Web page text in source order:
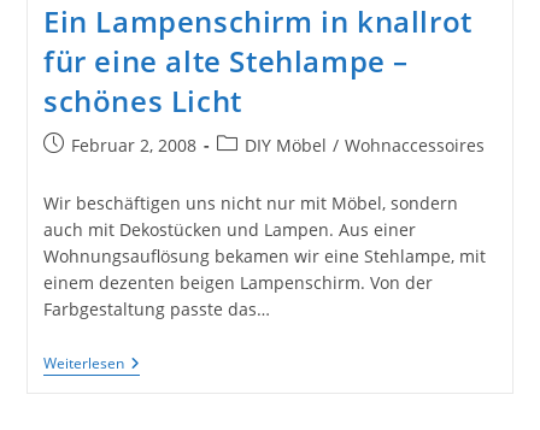
Ein Lampenschirm in knallrot
für eine alte Stehlampe –
schönes Licht
BeitragFebruar 2, 2008
Beitrags-
DIY Möbel / Wohnaccessoires
Wir beschäftigen uns nicht nur mit Möbel, sondern
auch mit Dekostücken und Lampen. Aus einer
Wohnungsauflösung bekamen wir eine Stehlampe, mit
einem dezenten beigen Lampenschirm. Von der
Farbgestaltung passte das…
WeiterlesenEin
Lampenschirm